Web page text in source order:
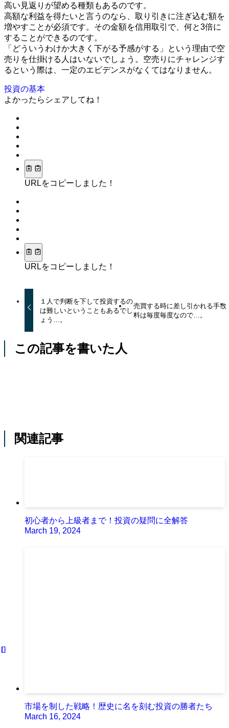
高い見返りが望める種類もあるのです。
高額な利益を得たいと言うのなら、取り引きに注ぎ込む額を
増やすことが必須です。その金額を信用取引で、何と3倍に
することができるのです。
「どういうわけか大きく下がる予感がする」という理由で空
売りを仕掛ける人はいないでしょう。空売りにチャレンジす
るという際は、一定のエビデンスがなくてはなりません。
投資の基本
よかったらシェアしてね！
URLをコピーしました！
URLをコピーしました！
１人で判断を下して投資するの
は難しいということもあるでし
ょう…。
売買する時に差し引かれる手数
料は毎度毎度なので…。
この記事を書いた人
関連記事
初心者から上級者まで！投資の疑問に全解答
March 19, 2024
市場を制した戦略！歴史に名を刻む投資の勝者たち
March 16, 2024